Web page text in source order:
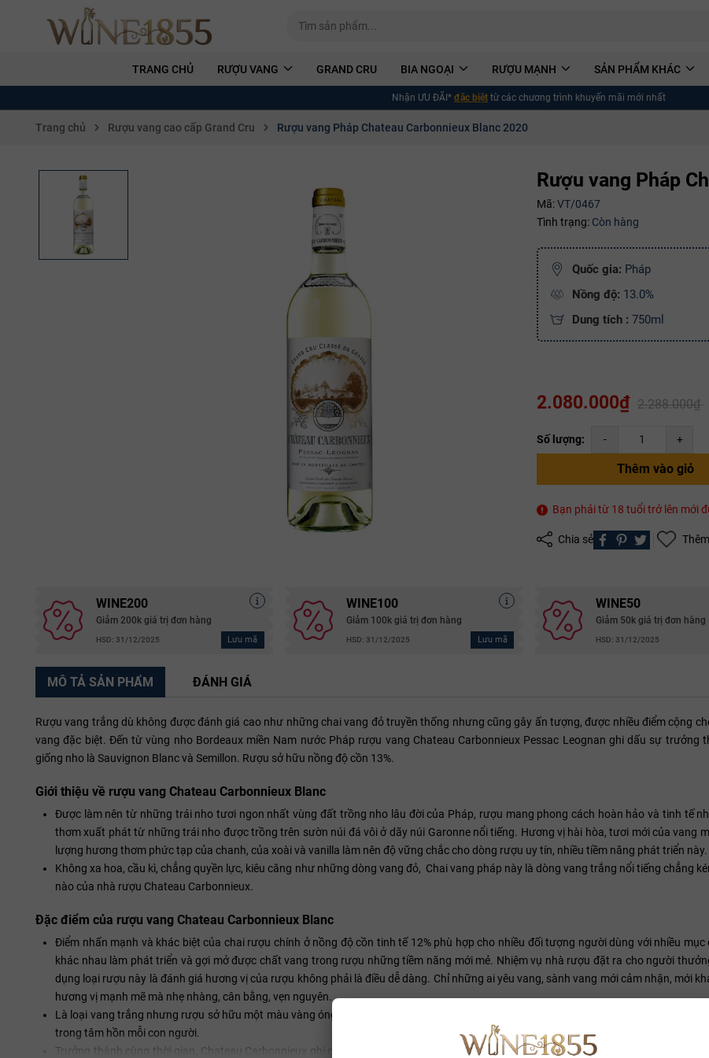
TRANG CHỦ RƯỢU VANG GRAND CRU BIA NGOẠI RƯỢU MẠNH SẢN PHẨM KHÁC
Nhận ƯU ĐÃI* đặc biệt từ các chương trình khuyến mãi mới nhất
Trang chủ Rượu vang cao cấp Grand Cru Rượu vang Pháp Chateau Carbonnieux Blanc 2020
Rượu vang Pháp
Mã:VT/0467
Tình trạng: Còn hàng
Quốc gia: Pháp
Nồng độ: 13.0%
Dung tích : 750ml
2.080.000₫ 2.288.000₫
Số lượng: - +
Thêm vào giỏ
Bạn phải từ 18 tuổi trở lên mới
Chia sẻ
WINE200
Giảm 200k giá trị đơn hàng
HSD: 31/12/2025 Lưu mã
WINE100
Giảm 100k giá trị đơn hàng
HSD: 31/12/2025 Lưu mã
WINE50
Giảm 50k giá trị đơn hàng
HSD: 31/12/2025
Mã giảm giá:
MÔ TẢ SẢN PHẨM ĐÁNH GIÁ
Rượu vang trắng dù không được đánh giá cao như những chai vang đỏ truyền thống nhưng cũng gây ấn tượng, được nhiều điểm cộng
vang đặc biệt. Đến từ vùng nho Bordeaux miền Nam nước Pháp rượu vang Chateau Carbonnieux Pessac Leognan ghi dấu sự trưởng
giống nho là Sauvignon Blanc và Semillon. Rượu sở hữu nồng độ cồn 13%.
Giới thiệu về rượu vang Chateau Carbonnieux Blanc
Được làm nên từ những trái nho tươi ngon nhất vùng đất trồng nho lâu đời của Pháp, rượu mang phong cách hoàn hảo và tinh tế
thơm xuất phát từ những trái nho được trồng trên sườn núi đá vôi ở dãy núi Garonne nổi tiếng. Hương vị hài hòa, tươi mới của vang
lượng hương thơm phức tạp của chanh, của xoài và vanilla làm nên độ vững chắc cho dòng rượu uy tín, nhiều tiềm năng phát triển này.
Không xa hoa, cầu kì, chẳng quyền lực, kiêu căng như những dòng vang đỏ, Chai vang pháp này là dòng vang trắng nổi tiếng chẳng
nào của nhà rượu Chateau Carbonnieux.
Đặc điểm của rượu vang Chateau Carbonnieux Blanc
Điểm nhấn mạnh và khác biệt của chai rượu chính ở nồng độ cồn tinh tế 12% phù hợp cho nhiều đối tượng người dùng với nhiều mục
khác nhau làm phát triển và gợi mở được chất vang trong rượu những tiềm năng mới mẻ. Nhiệm vụ nhà rượu đặt ra cho người
dụng loại rượu này là đánh giá hương vị của rượu không phải là điều dễ dàng. Chỉ những ai yêu vang, sành vang mới cảm nhận, mới
hương vị mạnh mẽ mà nhẹ nhàng, cân bằng, vẹn nguyên.
Là loại vang trắng nhưng rượu sở hữu một màu vàng óng ả, nóng bỏng như ngọn đèn hải đăng đang thắp lên ánh sáng niềm tin, ánh
trong tâm hồn mỗi con người.
Trưởng thành cùng thời gian, Chateau Carbonnieux ghi dấu ấn sắc sảo, phát triển gợi ý của các loại hoa quả khô và kẹo cùng một